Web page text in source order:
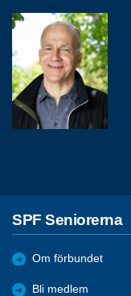
SPF Seniorerna
Om förbundet
Bli medlem